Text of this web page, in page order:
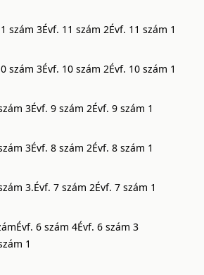
szám 3Évf. 11 szám 2Évf. 11 szám 1
szám 3Évf. 10 szám 2Évf. 10 szám 1
3Évf. 9 szám 2Évf. 9 szám 1
3Évf. 8 szám 2Évf. 8 szám 1
3.Évf. 7 szám 2Évf. 7 szám 1
Évf. 6 szám 4Évf. 6 szám 3
1